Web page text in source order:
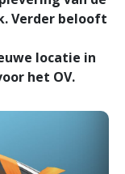
Verder belooft
locatie in
het OV.